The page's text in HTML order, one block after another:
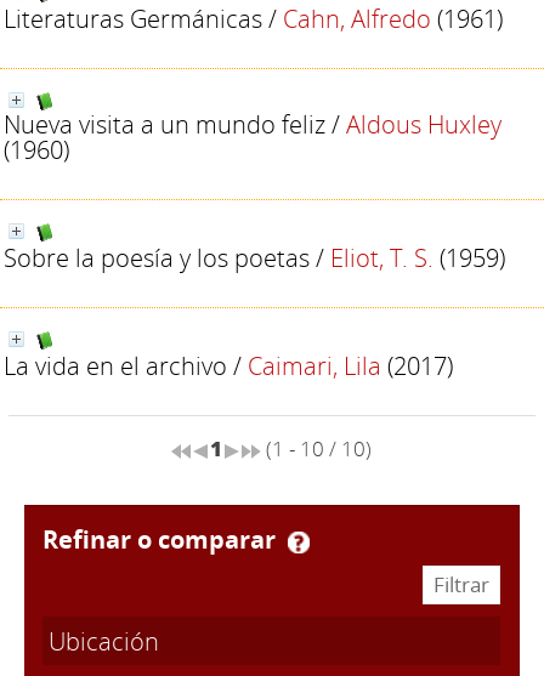
Literaturas Germánicas/ Cahn, Alfredo (1961)
Nueva visita a un mundo feliz/Aldous Huxley
(1960)
Sobre la poesía y los poetas/ Eliot, T. S. (1959)
La vida en el archivo / Caimari, Lila (2017)
1 (1 - 10 / 10)
refinar o comparar
Ubicación